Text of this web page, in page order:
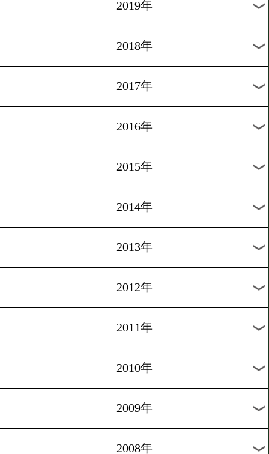
2025年
2024年
2023年
2022年
2020年
2018年